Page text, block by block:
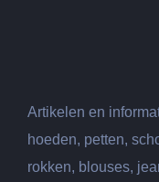
Artikelen en
hoeden, petten,
rokken, blouses,